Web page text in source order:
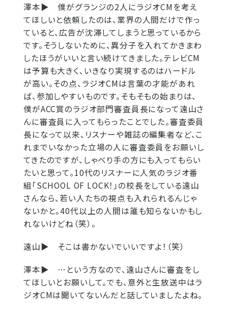
澤本▶ 僕がグランジの2人にラジオCMを考え
てほしいと依頼したのは、業界の人間だけで作っ
ていると、広告が沈滞してしまうと思っているから
です。そうしないために、異分子を入れてかきまわ
したほうがいいと言い続けてきました。テレビCM
は予算も大きく、いきなり実現するのはハードル
が高い。その点、ラジオCMは言葉の才能があれ
ば、参加しやすいものです。そもそもの始まりは、
僕がACC賞のラジオ部門審査員長になって遠山さ
んに審査員に入ってもらったことでした。審査委員
長になって以来、リスナーや雑誌の編集者など、こ
れまでいなかった立場の人に審査委員をお願いし
てきたのですが、しゃべり手の方にも入ってもらい
たいと思って。10代のリスナーに人気のラジオ番
組「SCHOOL OF LOCK！」の校長をしている遠山
さんなら、若い人たちの視点も入れられるんじゃ
ないかと。40代以上の人間は誰も知らないかもし
れないけどね（笑）。
遠山▶ そこは書かないでいいですよ！（笑）
澤本▶ …という方なので、遠山さんに審査をし
てほしいとお願いして。でも、意外と生放送中はラ
ジオCMは聞いてないんだと話していましたよね。